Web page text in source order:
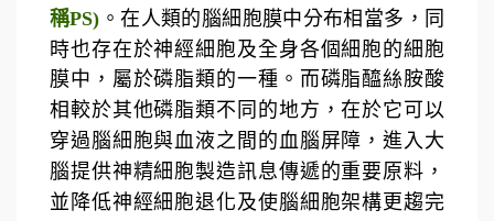
稱PS) 。在人類的腦細胞膜中分布相當多，同
時也存在於神經細胞及全身各個細胞的細胞
膜中，屬於磷脂類的一種。而磷脂醯絲胺酸
相較於其他磷脂類不同的地方，在於它可以
穿過腦細胞與血液之間的血腦屏障，進入大
腦提供神精細胞製造訊息傳遞的重要原料，
並降低神經細胞退化及使腦細胞架構更趨完